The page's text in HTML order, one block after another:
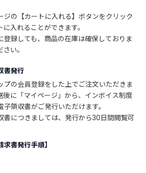
ジの【カートに入れる】ボタンをクリック
入れることができます。
録しても、商品の在庫は確保しておりま
い。
書発行
プの会員登録をした上でご注文いただきま
後に「マイページ」から、インボイス制度
領収書がご発行いただけます。
書につきましては、発行から30日間閲覧可
求書発行手順】